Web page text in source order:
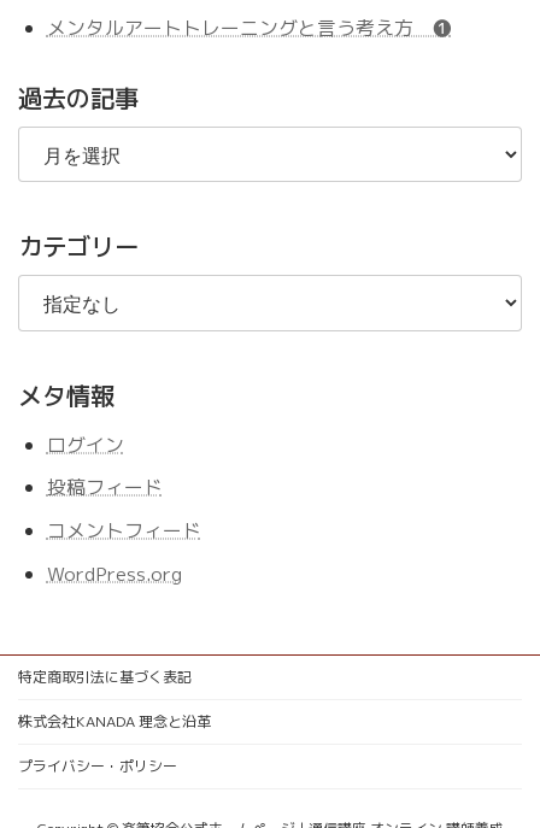
メンタルアートトレーニングと言う考え方 ❶
過去の記事
過
の
事
カテゴリー
メタ情報
ログイン
投稿フィード
コメントフィード
WordPress.org
特定商取引法に基づく表記
株式会社KANADA 理念と沿革
プライバシー・ポリシー